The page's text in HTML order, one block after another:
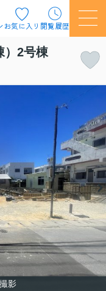
お気に入り 閲覧履歴
）2号棟
影